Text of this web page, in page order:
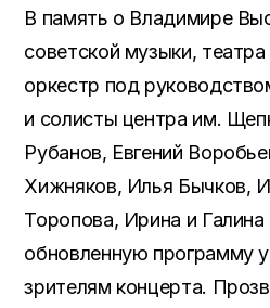
В память о Владимире
советской музыки,
оркестр под
и солисты центра им.
Рубанов, Евгений
Хижняков, Илья Бычков,
Торопова, Ирина и
обновленную программу
зрителям концерта.